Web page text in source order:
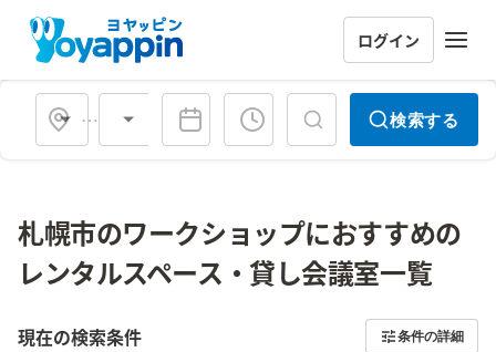
ログイン
会場タイプ 検索する
札幌市のワークショップにおすすめの
レンタルスペース・貸し会議室一覧
現在の検索条件 条件の詳細